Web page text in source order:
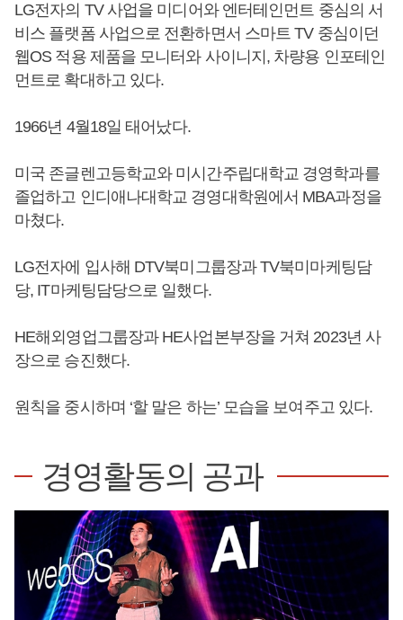
LG전자의 TV 사업을 미디어와 엔터테인먼트 중심의 서
비스 플랫폼 사업으로 전환하면서 스마트 TV 중심이던
웹OS 적용 제품을 모니터와 사이니지, 차량용 인포테인
먼트로 확대하고 있다.
1966년 4월18일 태어났다.
미국 존글렌고등학교와 미시간주립대학교 경영학과를
졸업하고 인디애나대학교 경영대학원에서 MBA과정을
마쳤다.
LG전자에 입사해 DTV북미그룹장과 TV북미마케팅담
당, IT마케팅담당으로 일했다.
HE해외영업그룹장과 HE사업본부장을 거쳐 2023년 사
장으로 승진했다.
원칙을 중시하며 ‘할 말은 하는’ 모습을 보여주고 있다.
경영활동의 공과